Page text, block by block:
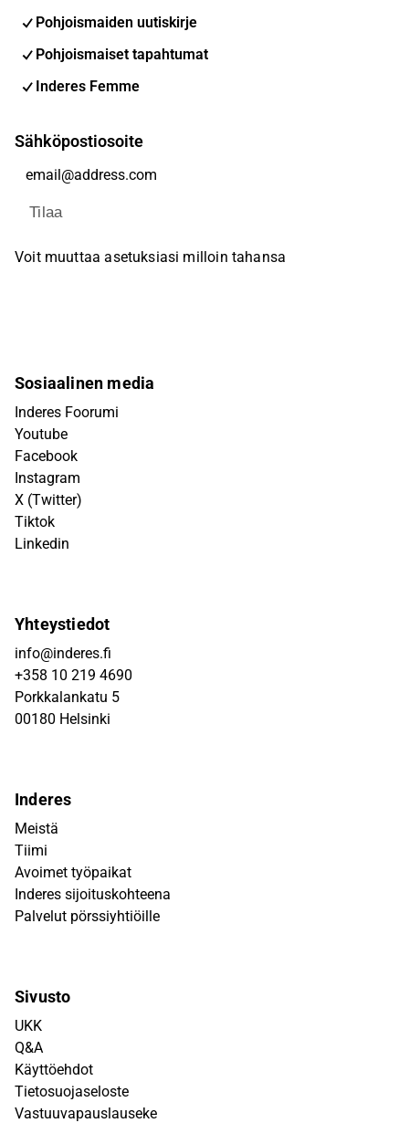
Pohjoismaiden uutiskirje
Pohjoismaiset tapahtumat
Inderes Femme
Sähköpostiosoite
Tilaa
Voit muuttaa asetuksiasi milloin tahansa
Sosiaalinen media
Inderes Foorumi
Youtube
Facebook
Instagram
X (Twitter)
Tiktok
Linkedin
Yhteystiedot
info@inderes.fi
+358 10 219 4690
Porkkalankatu 5
00180 Helsinki
Inderes
Meistä
Tiimi
Avoimet työpaikat
Inderes sijoituskohteena
Palvelut pörssiyhtiöille
Sivusto
UKK
Q&A
Käyttöehdot
Tietosuojaseloste
Vastuuvapauslauseke